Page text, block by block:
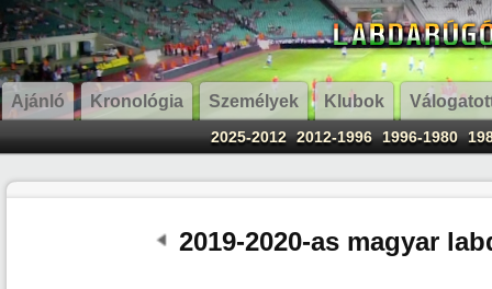
Ajánló Kronológia Személyek Klubok
2025-2012 2012-1996 1996-1980
2019-2020-as magyar